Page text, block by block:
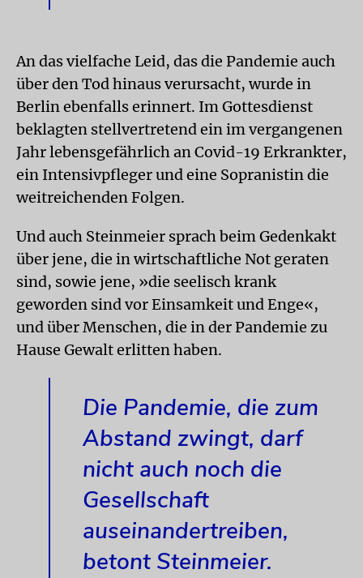
An das vielfache Leid, das die Pandemie auch
über den Tod hinaus verursacht, wurde in
Berlin ebenfalls erinnert. Im Gottesdienst
beklagten stellvertretend ein im vergangenen
Jahr lebensgefährlich an Covid-19 Erkrankter,
ein Intensivpfleger und eine Sopranistin die
weitreichenden Folgen.
Und auch Steinmeier sprach beim Gedenkakt
über jene, die in wirtschaftliche Not geraten
sind, sowie jene, »die seelisch krank
geworden sind vor Einsamkeit und Enge«,
und über Menschen, die in der Pandemie zu
Hause Gewalt erlitten haben.
Die Pandemie, die zum
Abstand zwingt, darf
nicht auch noch die
Gesellschaft
auseinandertreiben,
betont Steinmeier.